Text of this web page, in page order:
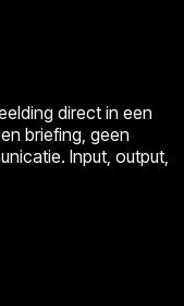
direct in een
briefing, geen
Input, output,